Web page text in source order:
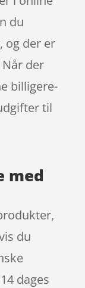
du
og der er
der
billigere-
til
med
du
dages